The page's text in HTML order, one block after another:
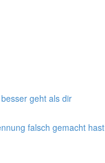
geht als dir
falsch gemacht hast